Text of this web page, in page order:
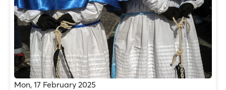
Mon, 17 February 2025